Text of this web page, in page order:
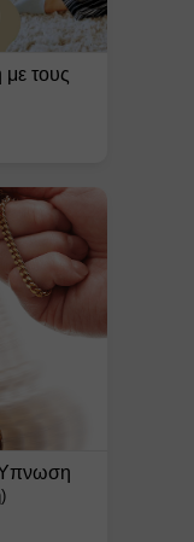
τους
Ύπνωση